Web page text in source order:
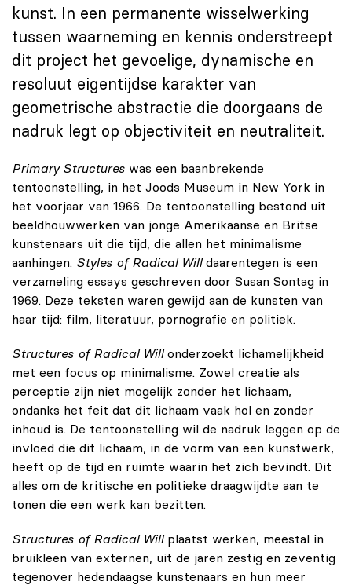
kunst. In een permanente wisselwerking
tussen waarneming en kennis onderstreept
dit project het gevoelige, dynamische en
resoluut eigentijdse karakter van
geometrische abstractie die doorgaans de
nadruk legt op objectiviteit en neutraliteit.
Primary Structures was een baanbrekende
tentoonstelling, in het Joods Museum in New York in
het voorjaar van 1966. De tentoonstelling bestond uit
beeldhouwwerken van jonge Amerikaanse en Britse
kunstenaars uit die tijd, die allen het minimalisme
aanhingen. Styles of Radical Willdaarentegen is een
verzameling essays geschreven door Susan Sontag in
1969. Deze teksten waren gewijd aan de kunsten van
haar tijd: film, literatuur, pornografie en politiek.
Structures of Radical Willonderzoekt lichamelijkheid
met een focus op minimalisme. Zowel creatie als
perceptie zijn niet mogelijk zonder het lichaam,
ondanks het feit dat dit lichaam vaak hol en zonder
inhoud is. De tentoonstelling wil de nadruk leggen op de
invloed die dit lichaam, in de vorm van een kunstwerk,
heeft op de tijd en ruimte waarin het zich bevindt. Dit
alles om de kritische en politieke draagwijdte aan te
tonen die een werk kan bezitten.
Structures of Radical Willplaatst werken, meestal in
bruikleen van externen, uit de jaren zestig en zeventig
tegenover hedendaagse kunstenaars en hun meer